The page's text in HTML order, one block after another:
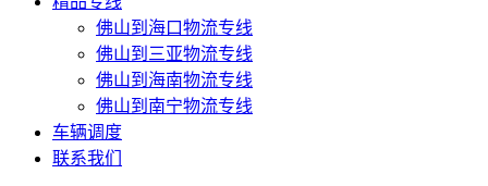
佛山到海口物流专线
佛山到三亚物流专线
佛山到海南物流专线
佛山到南宁物流专线
车辆调度
联系我们